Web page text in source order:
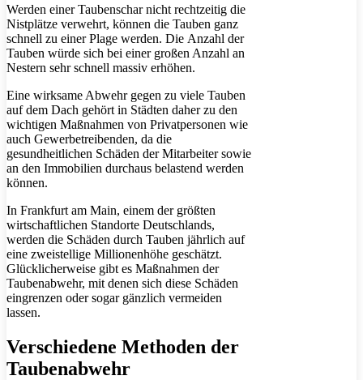
Werden einer Taubenschar nicht rechtzeitig die
Nistplätze verwehrt, können die Tauben ganz
schnell zu einer Plage werden. Die Anzahl der
Tauben würde sich bei einer großen Anzahl an
Nestern sehr schnell massiv erhöhen.
Eine wirksame Abwehr gegen zu viele Tauben
auf dem Dach gehört in Städten daher zu den
wichtigen Maßnahmen von Privatpersonen wie
auch Gewerbetreibenden, da die
gesundheitlichen Schäden der Mitarbeiter sowie
an den Immobilien durchaus belastend werden
können.
In Frankfurt am Main, einem der größten
wirtschaftlichen Standorte Deutschlands,
werden die Schäden durch Tauben jährlich auf
eine zweistellige Millionenhöhe geschätzt.
Glücklicherweise gibt es Maßnahmen der
Taubenabwehr, mit denen sich diese Schäden
eingrenzen oder sogar gänzlich vermeiden
lassen.
Verschiedene Methoden der
Taubenabwehr